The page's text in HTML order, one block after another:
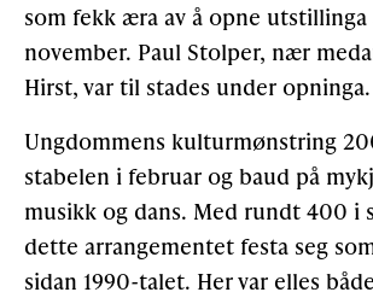
som fekk æra av å opne utstillinga
november. Paul Stolper, nær
Hirst, var til stades under opninga.
Ungdommens kulturmønstring
stabelen i februar og baud på
musikk og dans. Med rundt 400 i
dette arrangementet festa seg
sidan 1990-talet. Her var elles